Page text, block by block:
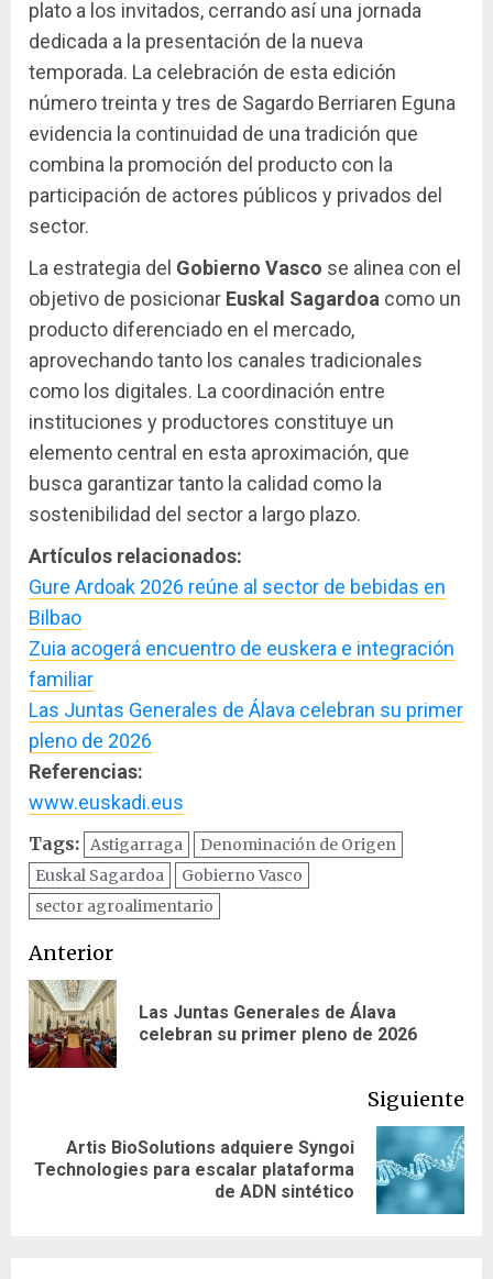
plato a los invitados, cerrando así una jornada
dedicada a la presentación de la nueva
temporada. La celebración de esta edición
número treinta y tres de Sagardo Berriaren Eguna
evidencia la continuidad de una tradición que
combina la promoción del producto con la
participación de actores públicos y privados del
sector.
La estrategia del Gobierno Vasco se alinea con el
objetivo de posicionar Euskal Sagardoa como un
producto diferenciado en el mercado,
aprovechando tanto los canales tradicionales
como los digitales. La coordinación entre
instituciones y productores constituye un
elemento central en esta aproximación, que
busca garantizar tanto la calidad como la
sostenibilidad del sector a largo plazo.
Artículos relacionados:
Gure Ardoak 2026 reúne al sector de bebidas en
Bilbao
Zuia acogerá encuentro de euskera e integración
familiar
Las Juntas Generales de Álava celebran su primer
pleno de 2026
Referencias:
www.euskadi.eus
Tags: Astigarraga
Denominación de Origen
Euskal Sagardoa
Gobierno Vasco
sector agroalimentario
Navegación
de
entradas
Anterior
Las Juntas Generales de Álava
celebran su primer pleno de 2026
Siguiente
Siguiente
Artis BioSolutions adquiere Syngoi
Technologies para escalar plataforma
de ADN sintético